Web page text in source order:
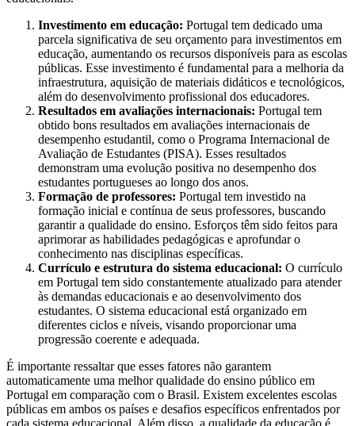
Investimento em educação: Portugal tem dedicado uma
parcela significativa de seu orçamento para investimentos em
educação, aumentando os recursos disponíveis para as escolas
públicas. Esse investimento é fundamental para a melhoria da
infraestrutura, aquisição de materiais didáticos e tecnológicos,
além do desenvolvimento profissional dos educadores.
Resultados em avaliações internacionais: Portugal tem
obtido bons resultados em avaliações internacionais de
desempenho estudantil, como o Programa Internacional de
Avaliação de Estudantes (PISA). Esses resultados
demonstram uma evolução positiva no desempenho dos
estudantes portugueses ao longo dos anos.
Formação de professores: Portugal tem investido na
formação inicial e contínua de seus professores, buscando
garantir a qualidade do ensino. Esforços têm sido feitos para
aprimorar as habilidades pedagógicas e aprofundar o
conhecimento nas disciplinas específicas.
Currículo e estrutura do sistema educacional: O currículo
em Portugal tem sido constantemente atualizado para atender
às demandas educacionais e ao desenvolvimento dos
estudantes. O sistema educacional está organizado em
diferentes ciclos e níveis, visando proporcionar uma
progressão coerente e adequada.
É importante ressaltar que esses fatores não garantem
automaticamente uma melhor qualidade do ensino público em
Portugal em comparação com o Brasil. Existem excelentes escolas
públicas em ambos os países e desafios específicos enfrentados por
cada sistema educacional. Além disso, a qualidade da educação é